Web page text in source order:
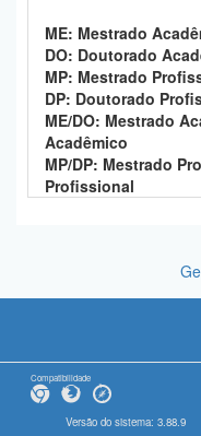
ME: Mestrado
DO: Doutorado
MP: Mestrado
DP: Doutorado
ME/DO: Mestrado
Acadêmico
MP/DP: Mestrado
Profissional
Compatibilidade
Versão do sistema: 3.88.9